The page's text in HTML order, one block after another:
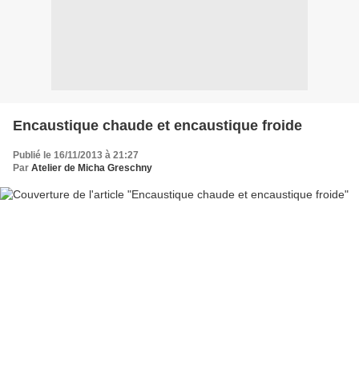
Encaustique chaude et encaustique froide
Publié le 16/11/2013 à 21:27
Par Atelier de Micha Greschny